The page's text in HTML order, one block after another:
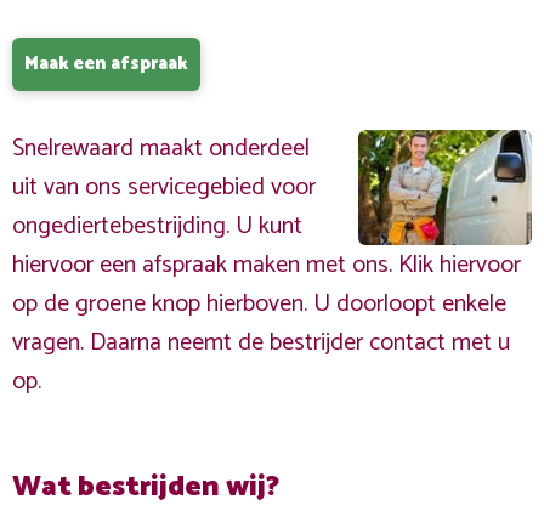
Maak een afspraak
Snelrewaard maakt onderdeel
uit van ons servicegebied voor
ongediertebestrijding. U kunt
hiervoor een afspraak maken met ons. Klik hiervoor
op de groene knop hierboven. U doorloopt enkele
vragen. Daarna neemt de bestrijder contact met u
op.
Wat bestrijden wij?